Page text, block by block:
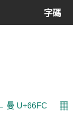
字碼
曼 U+66FC 𝄜